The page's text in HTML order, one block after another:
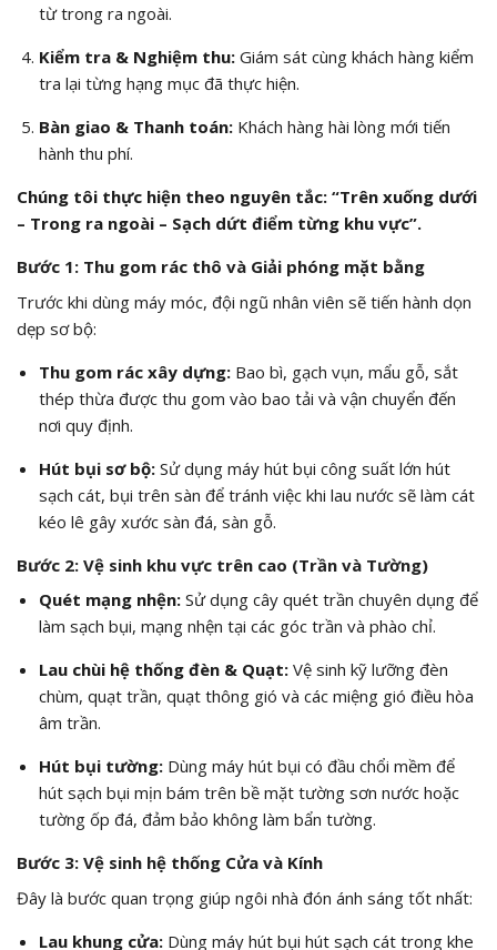
từ trong ra ngoài.
Kiểm tra & Nghiệm thu:Giám sát cùng khách hàng kiểm
tra lại từng hạng mục đã thực hiện.
Bàn giao & Thanh toán:Khách hàng hài lòng mới tiến
hành thu phí.
Chúng tôi thực hiện theo nguyên tắc: “Trên xuống dưới
– Trong ra ngoài – Sạch dứt điểm từng khu vực”.
Bước 1: Thu gom rác thô và Giải phóng mặt bằng
Trước khi dùng máy móc, đội ngũ nhân viên sẽ tiến hành dọn
dẹp sơ bộ:
Thu gom rác xây dựng:Bao bì, gạch vụn, mẩu gỗ, sắt
thép thừa được thu gom vào bao tải và vận chuyển đến
nơi quy định.
Hút bụi sơ bộ:Sử dụng máy hút bụi công suất lớn hút
sạch cát, bụi trên sàn để tránh việc khi lau nước sẽ làm cát
kéo lê gây xước sàn đá, sàn gỗ.
Bước 2: Vệ sinh khu vực trên cao (Trần và Tường)
Quét mạng nhện:Sử dụng cây quét trần chuyên dụng để
làm sạch bụi, mạng nhện tại các góc trần và phào chỉ.
Lau chùi hệ thống đèn & Quạt:Vệ sinh kỹ lưỡng đèn
chùm, quạt trần, quạt thông gió và các miệng gió điều hòa
âm trần.
Hút bụi tường:Dùng máy hút bụi có đầu chổi mềm để
hút sạch bụi mịn bám trên bề mặt tường sơn nước hoặc
tường ốp đá, đảm bảo không làm bẩn tường.
Bước 3: Vệ sinh hệ thống Cửa và Kính
Đây là bước quan trọng giúp ngôi nhà đón ánh sáng tốt nhất:
Lau khung cửa:Dùng máy hút bụi hút sạch cát trong khe